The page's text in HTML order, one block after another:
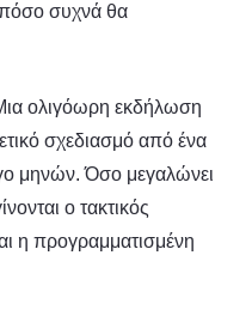
πόσο συχνά θα
ολιγόωρη εκδήλωση
σχεδιασμό από ένα
μηνών. Όσο μεγαλώνει
ο τακτικός
η προγραμματισμένη